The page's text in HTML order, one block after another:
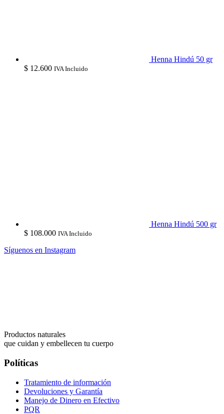
Henna Hindú 50 gr
$ 12.600 IVA Incluido
Henna Hindú 500 gr
$ 108.000 IVA Incluido
Síguenos en Instagram
Productos naturales
que cuidan y embellecen tu cuerpo
Políticas
Tratamiento de información
Devoluciones y Garantía
Manejo de Dinero en Efectivo
PQR